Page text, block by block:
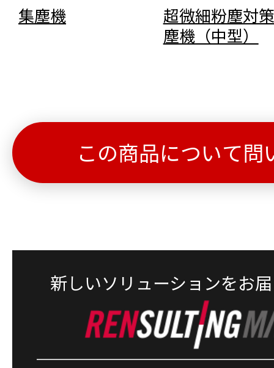
集塵機
超微細粉塵対
塵機（中型）
この商品について問
新しいソリューションをお